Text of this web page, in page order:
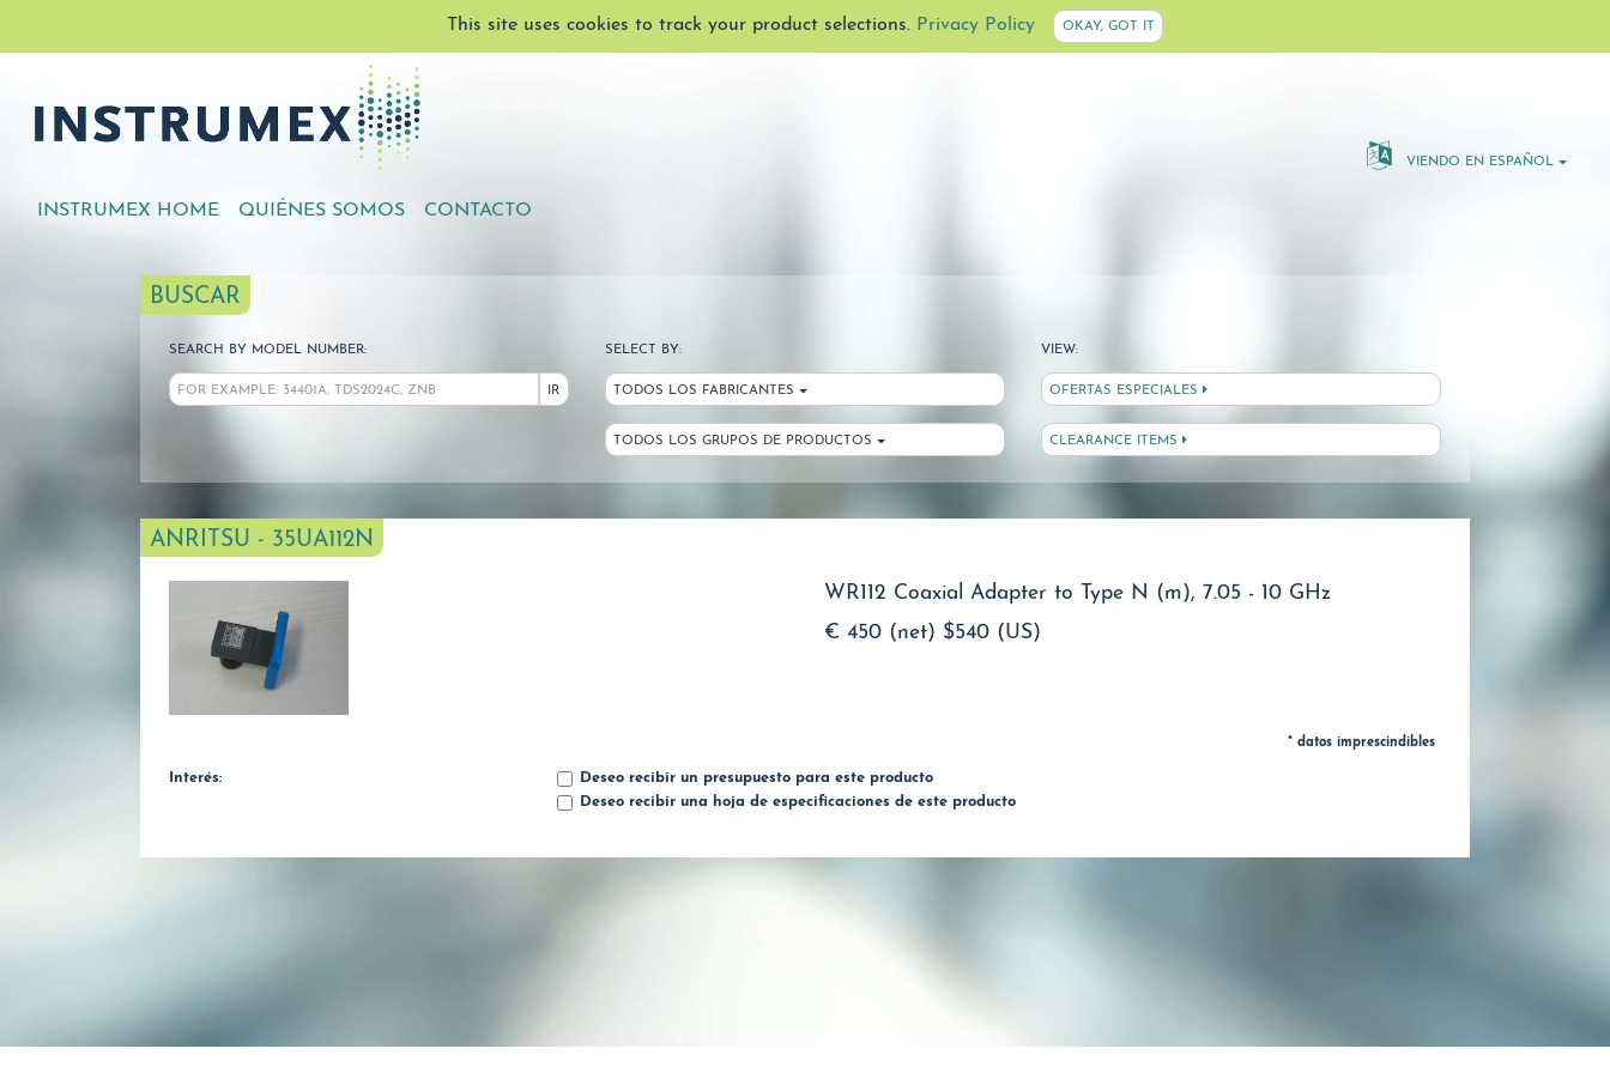
This site uses cookies to track your product selections. Privacy Policy OKAY, GOT IT
VIENDO EN ESPAÑOL
INSTRUMEX HOME QUIÉNES SOMOS CONTACTO
BUSCAR
SEARCH BY MODEL NUMBER:
IR
SELECT BY:
TODOS LOS FABRICANTES
TODOS LOS GRUPOS DE PRODUCTOS
VIEW:
OFERTAS ESPECIALES
CLEARANCE ITEMS
ANRITSU - 35UA112N
WR112 Coaxial Adapter to Type N (m), 7.05 - 10 GHz
€ 450 (net) $540 (US)
* datos imprescindibles
Interés:
Deseo recibir un presupuesto para este producto
Deseo recibir una hoja de especificaciones de este producto